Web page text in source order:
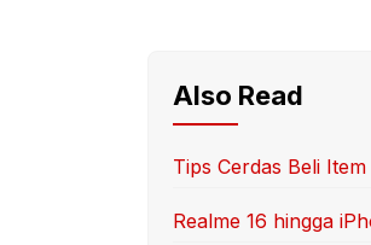
Also Read
Tips Cerdas Beli
Realme 16 hingga